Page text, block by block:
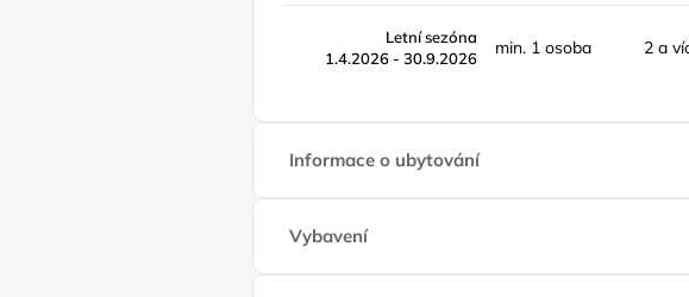
Letní sezóna
1.4.2026 - 30.9.2026
min. 1 osoba 2 a
Informace o ubytování
Vybavení